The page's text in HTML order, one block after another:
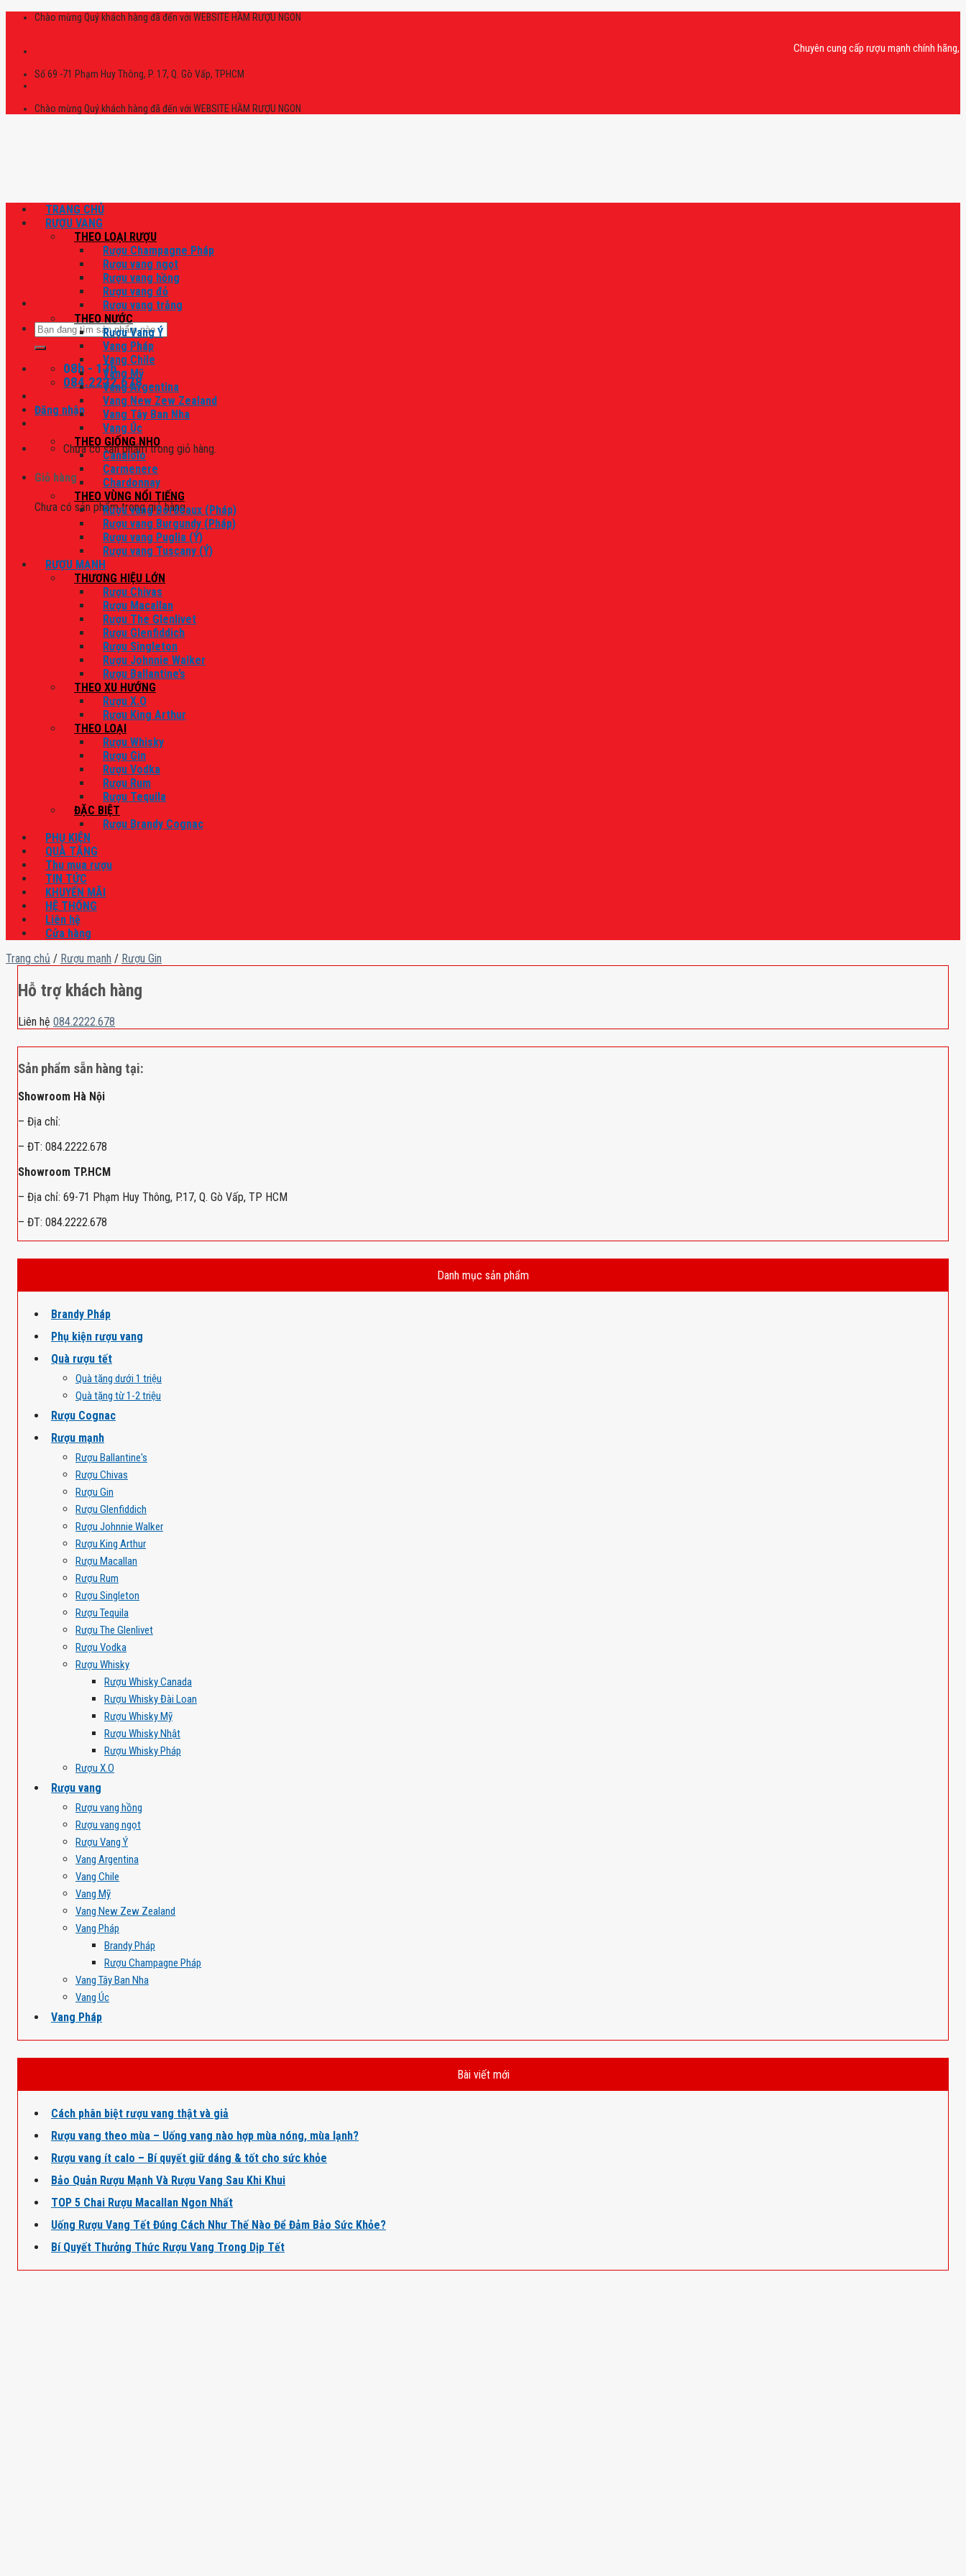
Skip
Chào mừng Quý khách hàng đã đến với WEBSITE HẦM RƯỢU NGON
Chuyên cung cấp rượu mạnh chính hãng, rượu
Số 69 -71 Phạm Huy Thông, P. 17, Q. Gò Vấp, TPHCM
Chào mừng Quý khách hàng đã đến với WEBSITE HẦM RƯỢU NGON
Tìm
kiếm:
08h - 17h
084.2222.678
Đăng nhập
Chưa có sản phẩm trong giỏ hàng.
Giỏ hàng
Chưa có sản phẩm trong giỏ hàng.
TRANG CHỦ
RƯỢU VANG
THEO LOẠI RƯỢU
Rượu Champagne Pháp
Rượu vang ngọt
Rượu vang hồng
Rượu vang đỏ
Rượu vang trắng
THEO NƯỚC
Rượu Vang Ý
Vang Pháp
Vang Chile
Vang Mỹ
Vang Argentina
Vang New Zew Zealand
Vang Tây Ban Nha
Vang Úc
THEO GIỐNG NHO
Canaiolo
Carmenere
Chardonnay
THEO VÙNG NỔI TIẾNG
Rượu vang Bordeaux (Pháp)
Rượu vang Burgundy (Pháp)
Rượu vang Puglia (Ý)
Rượu vang Tuscany (Ý)
RƯỢU MẠNH
THƯƠNG HIỆU LỚN
Rượu Chivas
Rượu Macallan
Rượu The Glenlivet
Rượu Glenfiddich
Rượu Singleton
Rượu Johnnie Walker
Rượu Ballantine’s
THEO XU HƯỚNG
Rượu X.O
Rượu King Arthur
THEO LOẠI
Rượu Whisky
Rượu Gin
Rượu Vodka
Rượu Rum
Rượu Tequila
ĐẶC BIỆT
Rượu Brandy Cognac
PHỤ KIỆN
QUÀ TẶNG
Thu mua rượu
TIN TỨC
KHUYẾN MÃI
HỆ THỐNG
Liên hệ
Cửa hàng
Trang chủ / Rượu mạnh / Rượu Gin
Hỗ trợ khách hàng
Liên hệ 084.2222.678
Sản phẩm sẵn hàng tại:
Showroom Hà Nội
– Địa chỉ:
– ĐT: 084.2222.678
Showroom TP.HCM
– Địa chỉ: 69-71 Phạm Huy Thông, P.17, Q. Gò Vấp, TP HCM
– ĐT: 084.2222.678
Danh mục sản phẩm
Brandy Pháp
Phụ kiện rượu vang
Quà rượu tết
Quà tặng dưới 1 triệu
Quà tặng từ 1-2 triệu
Rượu Cognac
Rượu mạnh
Rượu Ballantine's
Rượu Chivas
Rượu Gin
Rượu Glenfiddich
Rượu Johnnie Walker
Rượu King Arthur
Rượu Macallan
Rượu Rum
Rượu Singleton
Rượu Tequila
Rượu The Glenlivet
Rượu Vodka
Rượu Whisky
Rượu Whisky Canada
Rượu Whisky Đài Loan
Rượu Whisky Mỹ
Rượu Whisky Nhật
Rượu Whisky Pháp
Rượu X.O
Rượu vang
Rượu vang hồng
Rượu vang ngọt
Rượu Vang Ý
Vang Argentina
Vang Chile
Vang Mỹ
Vang New Zew Zealand
Vang Pháp
Brandy Pháp
Rượu Champagne Pháp
Vang Tây Ban Nha
Vang Úc
Vang Pháp
Bài viết mới
Cách phân biệt rượu vang thật và giả
Rượu vang theo mùa – Uống vang nào hợp mùa nóng, mùa lạnh?
Rượu vang ít calo – Bí quyết giữ dáng & tốt cho sức khỏe
Bảo Quản Rượu Mạnh Và Rượu Vang Sau Khi Khui
TOP 5 Chai Rượu Macallan Ngon Nhất
Uống Rượu Vang Tết Đúng Cách Như Thế Nào Để Đảm Bảo Sức Khỏe?
Bí Quyết Thưởng Thức Rượu Vang Trong Dịp Tết